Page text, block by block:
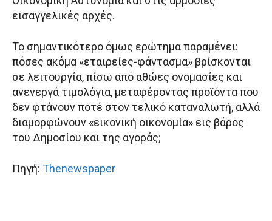
εισαγγελικές αρχές.
Το σημαντικότερο όμως ερώτημα παραμένει:
πόσες ακόμα «εταιρείες-φάντασμα» βρίσκονται
σε λειτουργία, πίσω από αθώες ονομασίες και
ανενεργά τιμολόγια, μεταφέροντας προϊόντα που
δεν φτάνουν ποτέ στον τελικό καταναλωτή, αλλά
διαμορφώνουν «εικονική οικονομία» εις βάρος
του Δημοσίου και της αγοράς;
Πηγή: Thenewspaper